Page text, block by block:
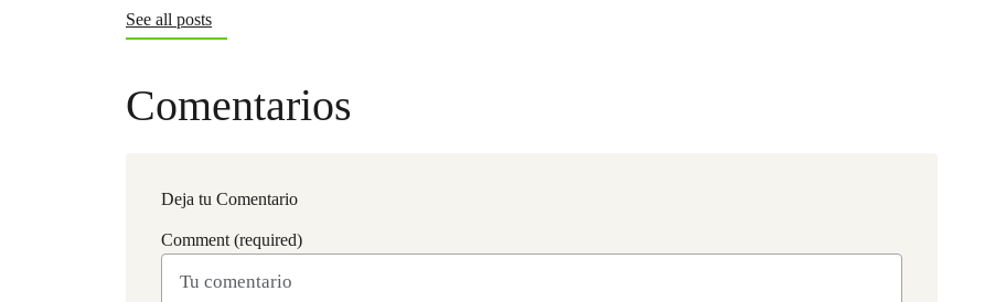
See all posts
Comentarios
Deja tu Comentario
Comment (required)